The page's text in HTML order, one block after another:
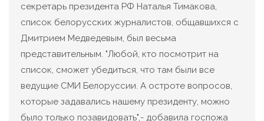
секретарь президента РФ Наталья Тимакова,
список белорусских журналистов, общавшихся с
Дмитрием Медведевым, был весьма
представительным. "Любой, кто посмотрит на
список, сможет убедиться, что там были все
ведущие СМИ Белоруссии. А остроте вопросов,
которые задавались нашему президенту, можно
было только позавидовать",- добавила госпожа